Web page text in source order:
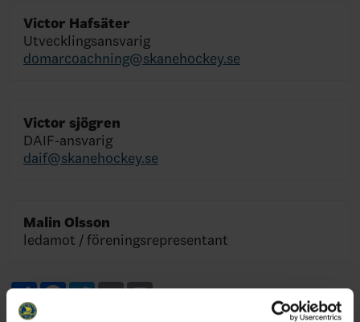
Victor Hafsäter
Utvecklingsansvarig
domarcoachning@skanehockey.se
Victor sjögren
DAIF-ansvarig
daif@skanehockey.se
Malin Olsson
ledamot / föreningsrepresentant
ShareFacebook
TwitterEmailPrint